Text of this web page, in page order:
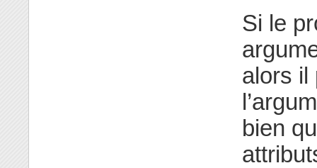
Si le
alors il
bien